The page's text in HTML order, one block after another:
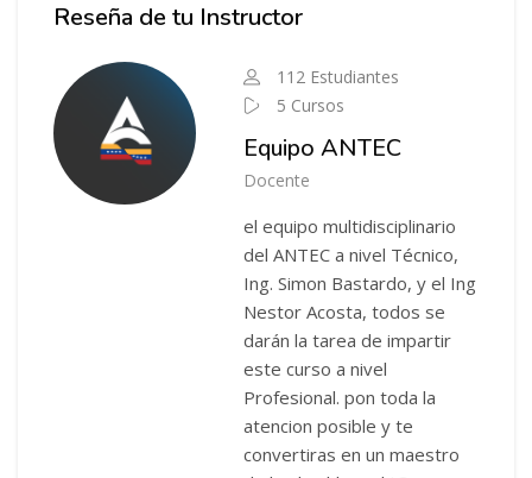
Reseña de tu Instructor
112 Estudiantes
5 Cursos
Equipo ANTEC
Docente
el equipo multidisciplinario
del ANTEC a nivel Técnico,
Ing. Simon Bastardo, y el Ing
Nestor Acosta, todos se
darán la tarea de impartir
este curso a nivel
Profesional. pon toda la
atencion posible y te
convertiras en un maestro